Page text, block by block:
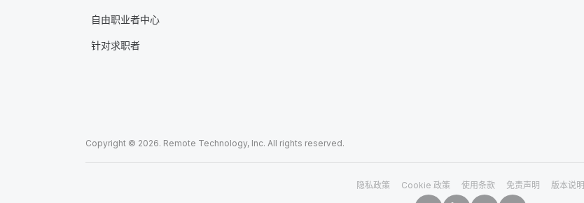
自由职业者中心
针对求职者
Copyright © 2026. Remote Technology, Inc. All rights reserved.
隐私政策 Cookie 政策 使用条款 免责声明 版本说明